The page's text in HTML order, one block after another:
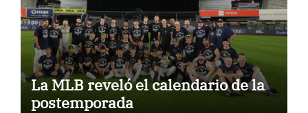
La MLB reveló el calendario de la
postemporada